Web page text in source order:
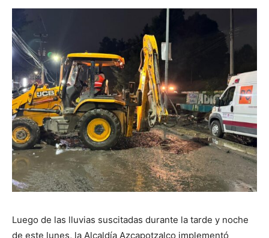
Luego de las lluvias suscitadas durante la tarde y noche
de este lunes, la Alcaldía Azcapotzalco implementó